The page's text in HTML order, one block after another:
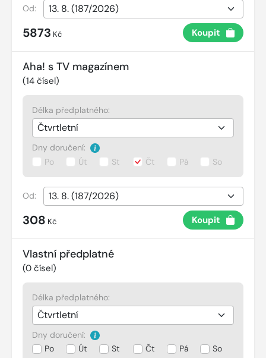
Od:
5873 Kč Koupit
Aha! s TV magazínem
(14 čísel)
Délka předplatného:
Dny doručení:
Po
Út St Čt Pá So
Od:
308 Kč Koupit
Vlastní předplatné
(0 čísel)
Délka předplatného:
Dny doručení:
Po
Út St Čt Pá So